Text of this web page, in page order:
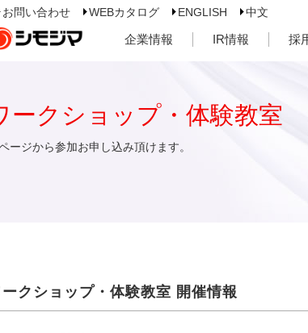
お問い合わせ WEBカタログ ENGLISH 中文
企業情報 IR情報 採
ークショップ・体験教室
ージから参加お申し込み頂けます。
ークショップ・体験教室 開催情報